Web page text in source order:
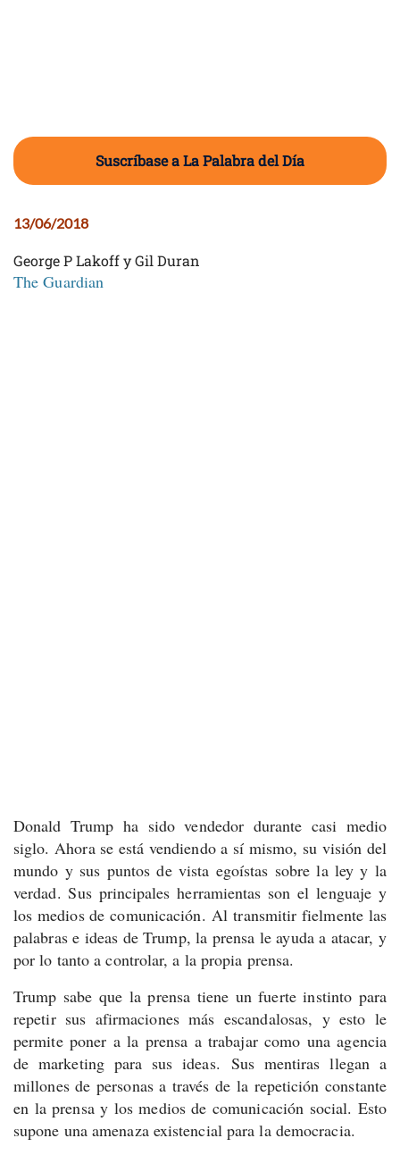
Suscríbase a La Palabra del Día
13/06/2018
George P Lakoff y Gil Duran
The Guardian
Donald Trump ha sido vendedor durante casi medio
siglo. Ahora se está vendiendo a sí mismo, su visión del
mundo y sus puntos de vista egoístas sobre la ley y la
verdad. Sus principales herramientas son el lenguaje y
los medios de comunicación.Al transmitir fielmente las
palabras e ideas de Trump, la prensa le ayuda a atacar, y
por lo tanto a controlar, a la propia prensa.
Trump sabe que la prensa tiene un fuerte instinto para
repetir sus afirmaciones más escandalosas, y esto le
permite poner a la prensa a trabajar como una agencia
de marketing para sus ideas. Sus mentiras llegan a
millones de personas a través de la repetición constante
en la prensa y los medios de comunicación social. Esto
supone una amenaza existencial para la democracia.